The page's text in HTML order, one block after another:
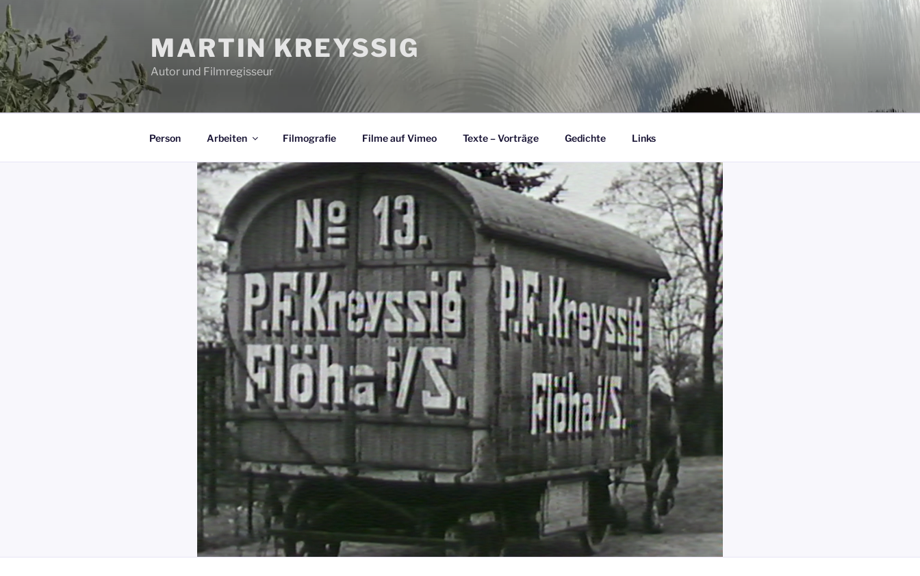
Zum
Inhalt
springen
MARTIN KREYSSIG
Autor und Filmregisseur
Person Arbeiten Filmografie Filme auf Vimeo Texte – Vorträge Gedichte Links